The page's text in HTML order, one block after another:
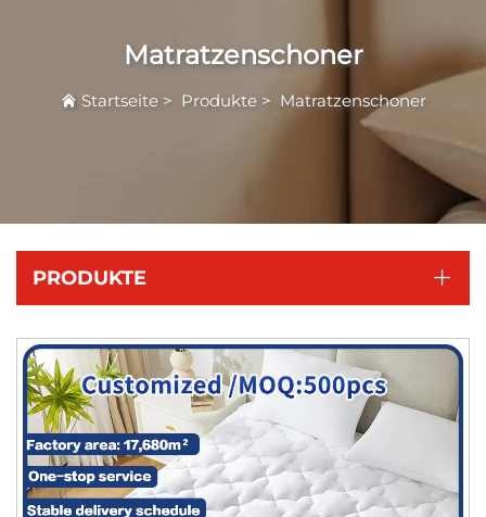
Matratzenschoner
Startseite> Produkte> Matratzenschoner
PRODUKTE